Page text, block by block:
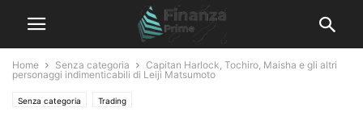
Home Senza categoria
Capitan Harlock, Tochiro, Maisha e gli altri
personaggi indimenticabili di Leiji Matsumoto
Senza categoria Trading